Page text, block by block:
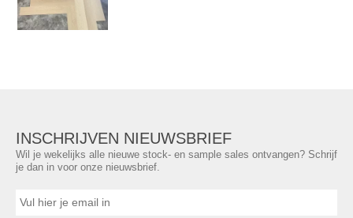
INSCHRIJVEN NIEUWSBRIEF
Wil je wekelijks alle nieuwe stock- en sample sales ontvangen? Schrijf
je dan in voor onze nieuwsbrief.